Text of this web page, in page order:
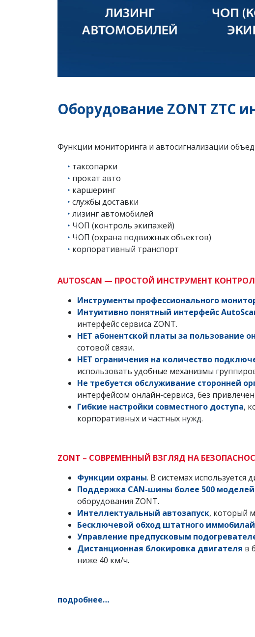
Оборудование ZONT ZTC
Функции мониторинга и автосигнализации
‣ таксопарки
‣ прокат авто
‣ каршеринг
‣ службы доставки
‣ лизинг автомобилей
‣ ЧОП (контроль экипажей)
‣ ЧОП (охрана подвижных объектов)
‣ корпоративный транспорт
AUTOSCAN — ПРОСТОЙ ИНСТРУМЕНТ
Инструменты профессионального
Интуитивно понятный интерфейс
интерфейс сервиса ZONT.
НЕТ абонентской платы за пользование
сотовой связи.
НЕТ ограничения на количество
использовать удобные механизмы
Не требуется обслуживание сторонней
интерфейсом онлайн-сервиса, без
Гибкие настройки совместного доступа,
корпоративных и частных нужд.
ZONT – СОВРЕМЕННЫЙ ВЗГЛЯД НА
Функции охраны. В системах используется
Поддержка CAN-шины более 500
оборудования ZONT.
Интеллектуальный автозапуск, который
Бесключевой обход штатного
Управление предпусковым
Дистанционная блокировка двигателя в
ниже 40 км/ч.
подробнее…